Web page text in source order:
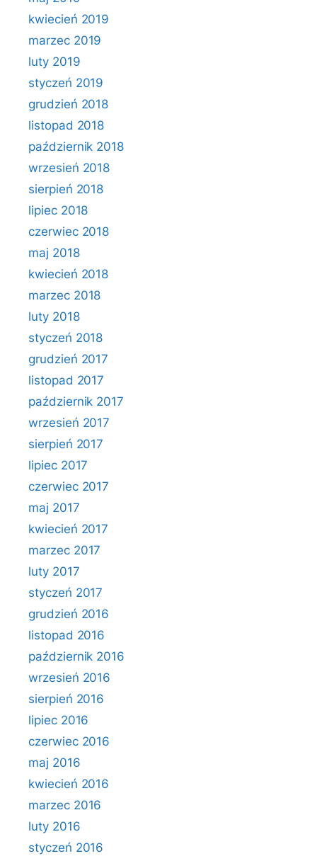
kwiecień 2019
marzec 2019
luty 2019
styczeń 2019
grudzień 2018
listopad 2018
październik 2018
wrzesień 2018
sierpień 2018
lipiec 2018
czerwiec 2018
maj 2018
kwiecień 2018
marzec 2018
luty 2018
styczeń 2018
grudzień 2017
listopad 2017
październik 2017
wrzesień 2017
sierpień 2017
lipiec 2017
czerwiec 2017
maj 2017
kwiecień 2017
marzec 2017
luty 2017
styczeń 2017
grudzień 2016
listopad 2016
październik 2016
wrzesień 2016
sierpień 2016
lipiec 2016
czerwiec 2016
maj 2016
kwiecień 2016
marzec 2016
luty 2016
styczeń 2016